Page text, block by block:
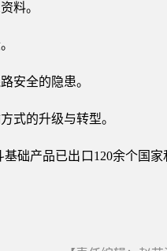
料。
安全的隐患。
式的升级与转型。
础产品已出口120余个国家